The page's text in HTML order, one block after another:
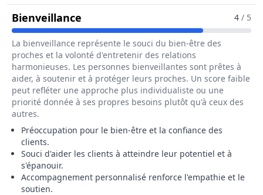
Bienveillance Pour Le Métier De Conseiller /
4 / 5
La bienveillance représente le souci du bien-être des
proches et la volonté d'entretenir des relations
harmonieuses. Les personnes bienveillantes sont prêtes à
aider, à soutenir et à protéger leurs proches. Un score faible
peut refléter une approche plus individualiste ou une
priorité donnée à ses propres besoins plutôt qu'à ceux des
autres.
Préoccupation pour le bien-être et la confiance des
clients.
Souci d'aider les clients à atteindre leur potentiel et à
s'épanouir.
Accompagnement personnalisé renforce l'empathie et le
soutien.